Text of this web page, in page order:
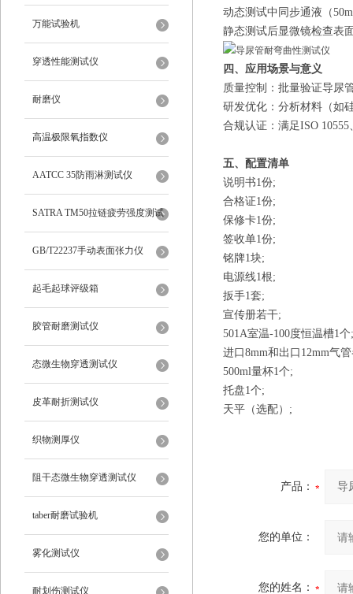
万能试验机
穿透性能测试仪
耐磨仪
高温极限氧指数仪
AATCC 35防雨淋测试仪
SATRA TM50拉链疲劳强度测试
仪
GB/T22237手动表面张力仪
起毛起球评级箱
胶管耐磨测试仪
态微生物穿透测试仪
皮革耐折测试仪
织物测厚仪
阻干态微生物穿透测试仪
taber耐磨试验机
雾化测试仪
耐划伤测试仪
动态测试中同步通液（
静态测试后显微镜检查表
四 、应用场景与意义
质量控制‌：批量验证导尿
研发优化‌：分析材料（如
合规认证‌：满足ISO
五、配置清单
说明书1份;
合格证1份;
保修卡1份;
签收单1份;
铭牌1块;
电源线1根;
扳手1套;
宣传册若干;
501A室温-100度恒温槽1个;
进口 8mm和出口12mm气
500ml量杯1个;
托盘1个;
天平（选配） ;
产品：
您的单位：
您的姓名：